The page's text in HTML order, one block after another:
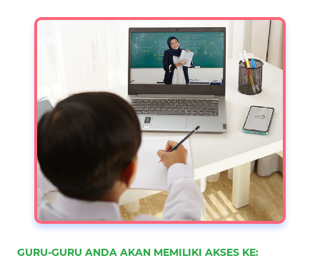
GURU-GURU ANDA AKAN MEMILIKI AKSES KE: